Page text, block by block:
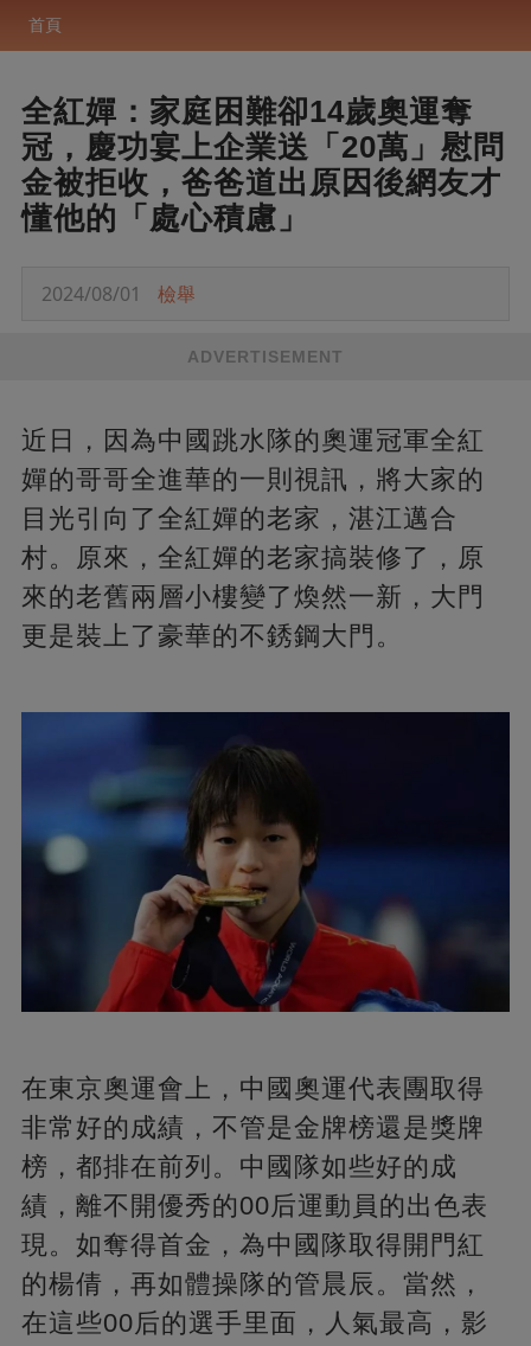
首頁
全紅嬋：家庭困難卻14歲奧運奪
冠，慶功宴上企業送「20萬」慰問
金被拒收，爸爸道出原因後網友才
懂他的「處心積慮」
2024/08/01 檢舉
ADVERTISEMENT
近日，因為中國跳水隊的奧運冠軍全紅
嬋的哥哥全進華的一則視訊，將大家的
目光引向了全紅嬋的老家，湛江邁合
村。原來，全紅嬋的老家搞裝修了，原
來的老舊兩層小樓變了煥然一新，大門
更是裝上了豪華的不銹鋼大門。
在東京奧運會上，中國奧運代表團取得
非常好的成績，不管是金牌榜還是獎牌
榜，都排在前列。中國隊如些好的成
績，離不開優秀的00后運動員的出色表
現。如奪得首金，為中國隊取得開門紅
的楊倩，再如體操隊的管晨辰。當然，
在這些00后的選手里面，人氣最高，影